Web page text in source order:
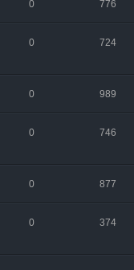
0 776
0 724
0 989
0 746
0 877
0 374